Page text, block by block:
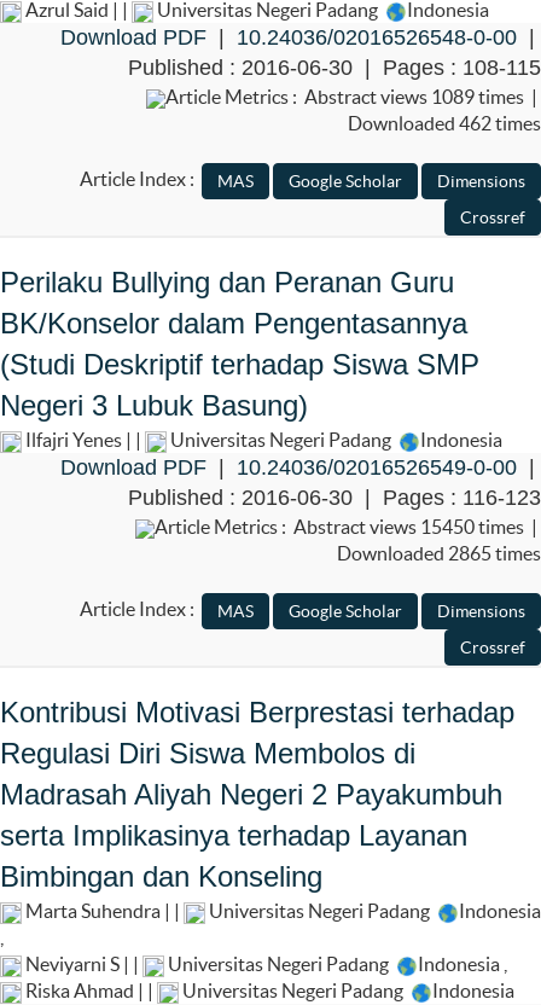
Azrul Said | | Universitas Negeri Padang Indonesia
Download PDF 10.24036/02016526548-0-00
Published : 2016-06-30 | Pages : 108-115
Article Metrics : Abstract views 1089 times |
Downloaded 462 times
Article Index :
Perilaku Bullying dan Peranan Guru
BK/Konselor dalam Pengentasannya
(Studi Deskriptif terhadap Siswa SMP
Negeri 3 Lubuk Basung)
Ilfajri Yenes | | Universitas Negeri Padang Indonesia
Download PDF 10.24036/02016526549-0-00
Published : 2016-06-30 | Pages : 116-123
Article Metrics : Abstract views 15450 times |
Downloaded 2865 times
Article Index :
Kontribusi Motivasi Berprestasi terhadap
Regulasi Diri Siswa Membolos di
Madrasah Aliyah Negeri 2 Payakumbuh
serta Implikasinya terhadap Layanan
Bimbingan dan Konseling
Marta Suhendra | | Universitas Negeri Padang
Indonesia
Neviyarni S | |
Universitas Negeri Padang Indonesia
Riska Ahmad | |
Universitas Negeri Padang Indonesia